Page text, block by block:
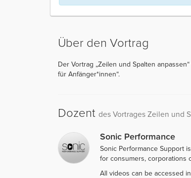
Über den Vortrag
Der Vortrag „Zeilen und Spalten
für Anfänger*innen“.
Dozent des Vortrages Zeilen und
Sonic Performance
Sonic Performance Support
for consumers, corporations
All videos can be accessed